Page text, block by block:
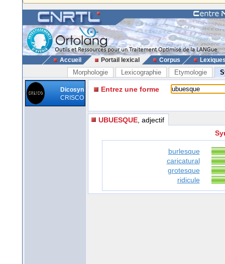
Accueil Portail lexical Corpus
Morphologie Lexicographie Etymologie
Dicosyn
CRISCO
Entrez une forme
UBUESQUE , adjectif
burlesque
caricatural
grotesque
ridicule